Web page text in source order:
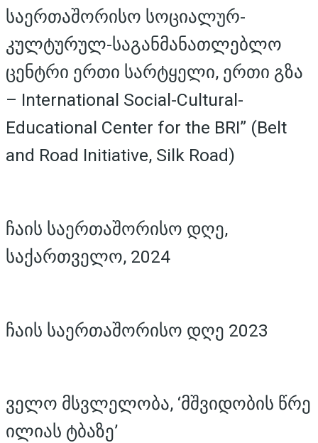
საერთაშორისო სოციალურ-
კულტურულ-საგანმანათლებლო
ცენტრი ერთი სარტყელი, ერთი გზა
– International Social-Cultural-
Educational Center for the BRI” (Belt
and Road Initiative, Silk Road)
ჩაის საერთაშორისო დღე,
საქართველო, 2024
ჩაის საერთაშორისო დღე 2023
ველო მსვლელობა, ‘მშვიდობის წრე
ილიას ტბაზე’